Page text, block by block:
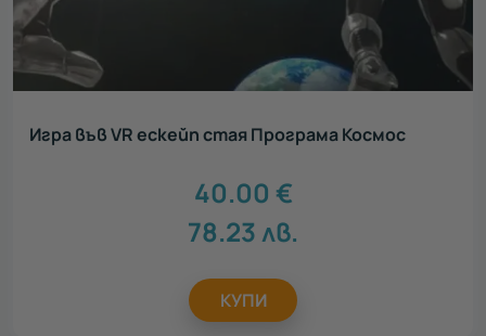
Игра във VR ескейп стая Програма Космос
40.00 €
78.23лв.
КУПИ